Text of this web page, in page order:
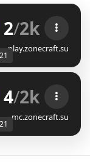
1.1 6 →
+
СФЕ РА ● Й
2/2k
play.zonecraft.su
.1 6 →
+
ОСФЕ РА ● Й
4/2k
mc.zonecraft.su